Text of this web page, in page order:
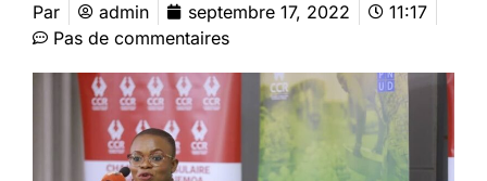
Par admin septembre 17, 2022
11:17
Pas de commentaires